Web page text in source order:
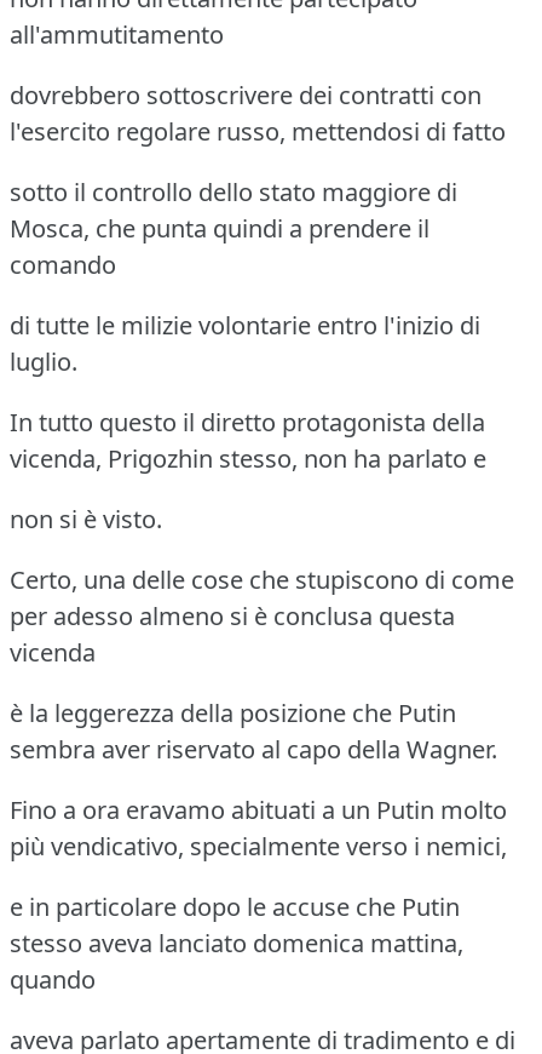
all'ammutitamento
dovrebbero sottoscrivere dei contratti con
l'esercito regolare russo, mettendosi di fatto
sotto il controllo dello stato maggiore di
Mosca, che punta quindi a prendere il
comando
di tutte le milizie volontarie entro l'inizio di
luglio.
In tutto questo il diretto protagonista della
vicenda, Prigozhin stesso, non ha parlato e
non si è visto.
Certo, una delle cose che stupiscono di come
per adesso almeno si è conclusa questa
vicenda
è la leggerezza della posizione che Putin
sembra aver riservato al capo della Wagner.
Fino a ora eravamo abituati a un Putin molto
più vendicativo, specialmente verso i nemici,
e in particolare dopo le accuse che Putin
stesso aveva lanciato domenica mattina,
quando
aveva parlato apertamente di tradimento e di